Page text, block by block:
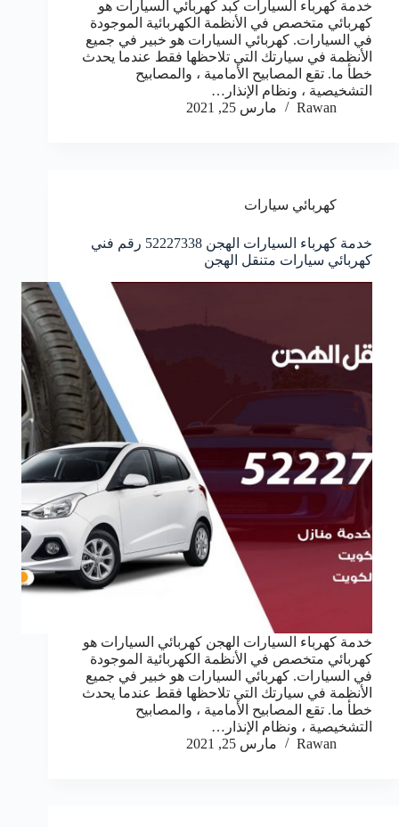
خدمة كهرباء السيارات كبد كهربائي السيارات هو
كهربائي متخصص في الأنظمة الكهربائية الموجودة
في السيارات. كهربائي السيارات هو خبير في جميع
الأنظمة في سيارتك التي تلاحظها فقط عندما يحدث
خطأ ما. تقع المصابيح الأمامية ، والمصابيح
التشخيصية ، ونظام الإنذار…
Rawan
مارس 25, 2021
كهربائي سيارات
خدمة كهرباء السيارات الهجن 52227338 رقم فني
كهربائي سيارات متنقل الهجن
خدمة كهرباء السيارات الهجن كهربائي السيارات هو
كهربائي متخصص في الأنظمة الكهربائية الموجودة
في السيارات. كهربائي السيارات هو خبير في جميع
الأنظمة في سيارتك التي تلاحظها فقط عندما يحدث
خطأ ما. تقع المصابيح الأمامية ، والمصابيح
التشخيصية ، ونظام الإنذار…
Rawan
مارس 25, 2021